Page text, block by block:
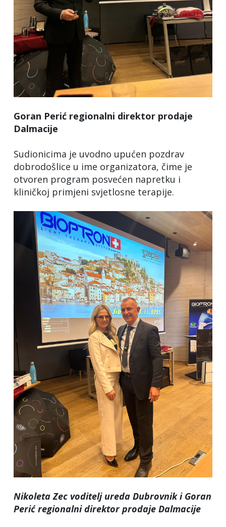
Goran Perić regionalni direktor prodaje
Dalmacije
Sudionicima je uvodno upućen pozdrav
dobrodošlice u ime organizatora, čime je
otvoren program posvećen napretku i
kliničkoj primjeni svjetlosne terapije.
Nikoleta Zec voditelj ureda Dubrovnik i Goran
Perić regionalni direktor prodaje Dalmacije